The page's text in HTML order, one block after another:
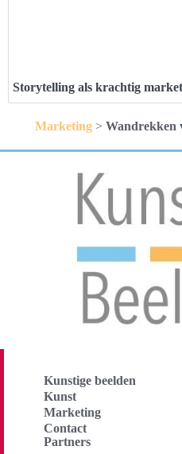
Storytelling als krachtig
Marketing> Wandrekken
Kunstige beelden
Kunst
Marketing
Contact
Partners